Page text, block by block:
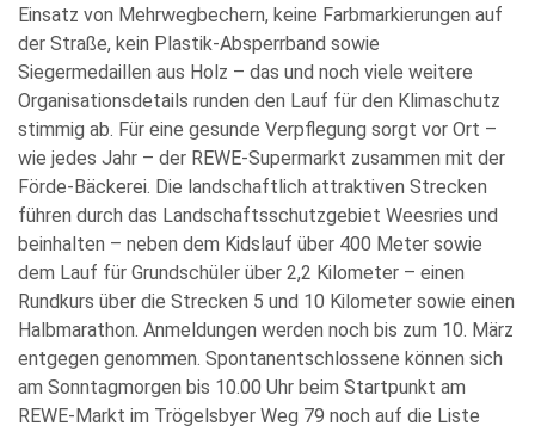
Einsatz von Mehrwegbechern, keine Farbmarkierungen auf
der Straße, kein Plastik-Absperrband sowie
Siegermedaillen aus Holz – das und noch viele weitere
Organisationsdetails runden den Lauf für den Klimaschutz
stimmig ab. Für eine gesunde Verpflegung sorgt vor Ort –
wie jedes Jahr – der REWE-Supermarkt zusammen mit der
Förde-Bäckerei. Die landschaftlich attraktiven Strecken
führen durch das Landschaftsschutzgebiet Weesries und
beinhalten – neben dem Kidslauf über 400 Meter sowie
dem Lauf für Grundschüler über 2,2 Kilometer – einen
Rundkurs über die Strecken 5 und 10 Kilometer sowie einen
Halbmarathon. Anmeldungen werden noch bis zum 10. März
entgegen genommen. Spontanentschlossene können sich
am Sonntagmorgen bis 10.00 Uhr beim Startpunkt am
REWE-Markt im Trögelsbyer Weg 79 noch auf die Liste